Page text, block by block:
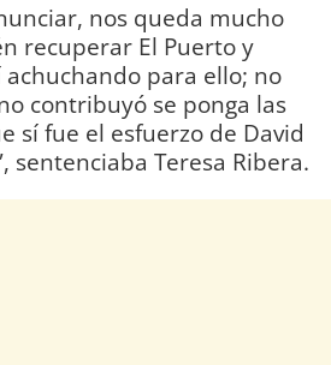
nos queda mucho
recuperar El Puerto y
para ello; no
contribuyó se ponga las
sí fue el esfuerzo de David
sentenciaba Teresa Ribera.